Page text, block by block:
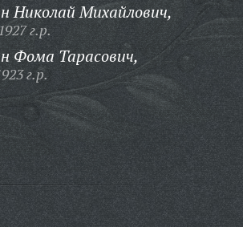
Николай Михайлович,
г.р.
Фома Тарасович,
г.р.